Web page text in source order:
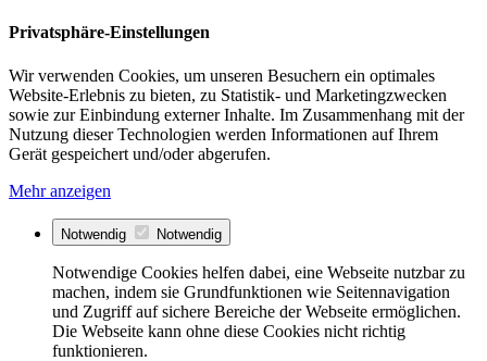
Privatsphäre-Einstellungen
Wir verwenden Cookies, um unseren Besuchern ein optimales
Website-Erlebnis zu bieten, zu Statistik- und Marketingzwecken
sowie zur Einbindung externer Inhalte. Im Zusammenhang mit der
Nutzung dieser Technologien werden Informationen auf Ihrem
Gerät gespeichert und/oder abgerufen.
Mehr anzeigen
Notwendig Notwendig
Notwendige Cookies helfen dabei, eine Webseite nutzbar zu
machen, indem sie Grundfunktionen wie Seitennavigation
und Zugriff auf sichere Bereiche der Webseite ermöglichen.
Die Webseite kann ohne diese Cookies nicht richtig
funktionieren.